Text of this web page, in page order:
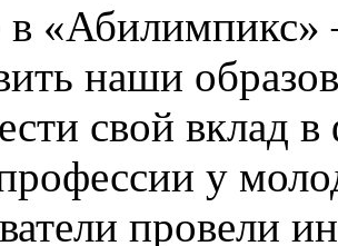
в «Абилимпикс»
наши
свой вклад
у
провели